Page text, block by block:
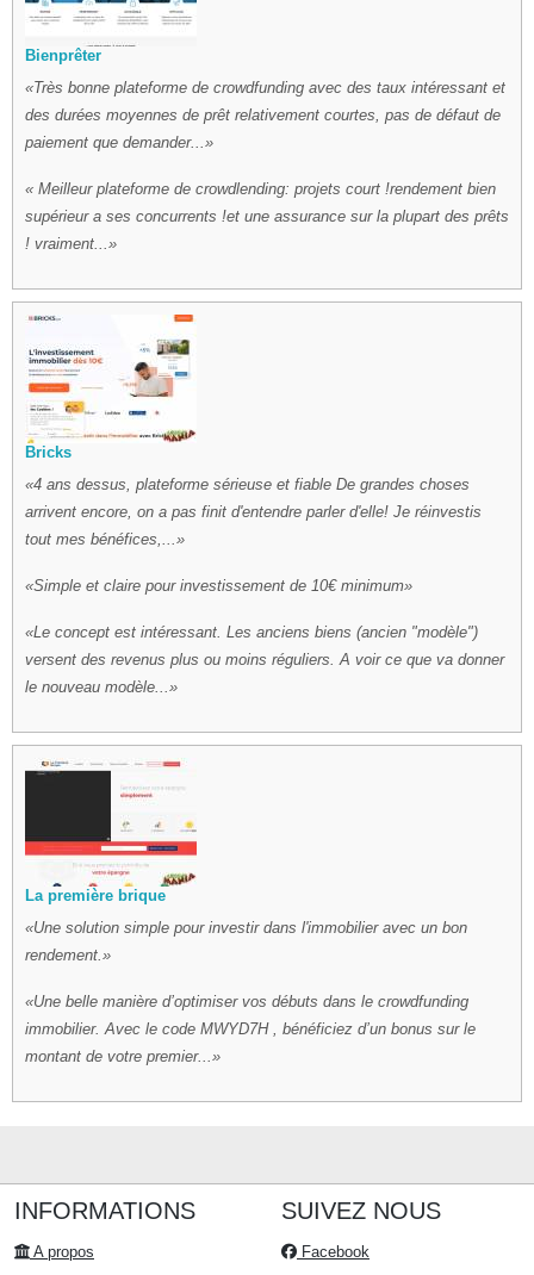
Bienprêter
Très bonne plateforme de crowdfunding avec des taux intéressant et
des durées moyennes de prêt relativement courtes, pas de défaut de
paiement que demander...
Meilleur plateforme de crowdlending: projets court !rendement bien
supérieur a ses concurrents !et une assurance sur la plupart des prêts
! vraiment...
Bricks
4 ans dessus, plateforme sérieuse et fiable De grandes choses
arrivent encore, on a pas finit d'entendre parler d'elle! Je réinvestis
tout mes bénéfices,...
Simple et claire pour investissement de 10€ minimum
Le concept est intéressant. Les anciens biens (ancien "modèle")
versent des revenus plus ou moins réguliers. A voir ce que va donner
le nouveau modèle...
La première brique
Une solution simple pour investir dans l'immobilier avec un bon
rendement.
Une belle manière d’optimiser vos débuts dans le crowdfunding
immobilier. Avec le code MWYD7H , bénéficiez d’un bonus sur le
montant de votre premier...
INFORMATIONS
A propos
SUIVEZ NOUS
Facebook